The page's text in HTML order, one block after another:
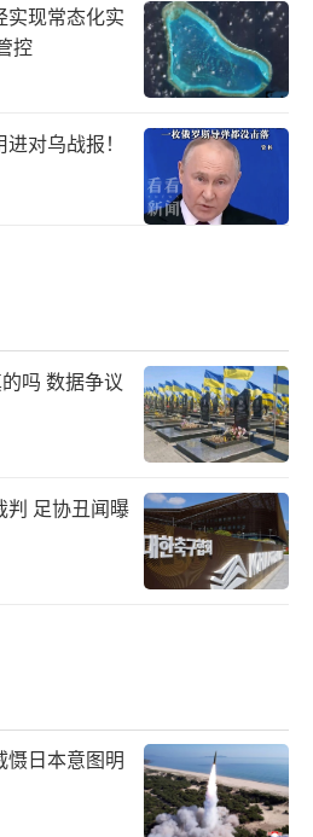
实现常态化实
控
对乌战报！
吗 数据争议
判 足协丑闻曝
慑日本意图明